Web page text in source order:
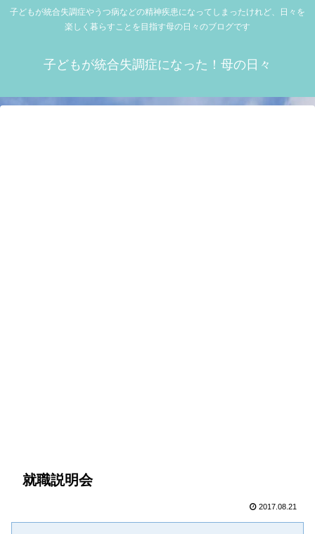
子どもが統合失調症やうつ病などの精神疾患になってしまったけれど、日々を
楽しく暮らすことを目指す母の日々のブログです
子どもが統合失調症になった！母の日々
就職説明会
2017.08.21